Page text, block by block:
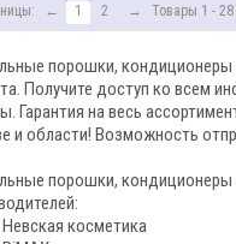
← 1 2 → Товары 1 - 28
порошки, кондиционеры
Получите доступ ко всем
Гарантия на весь
и области! Возможность
порошки, кондиционеры
Невская косметика